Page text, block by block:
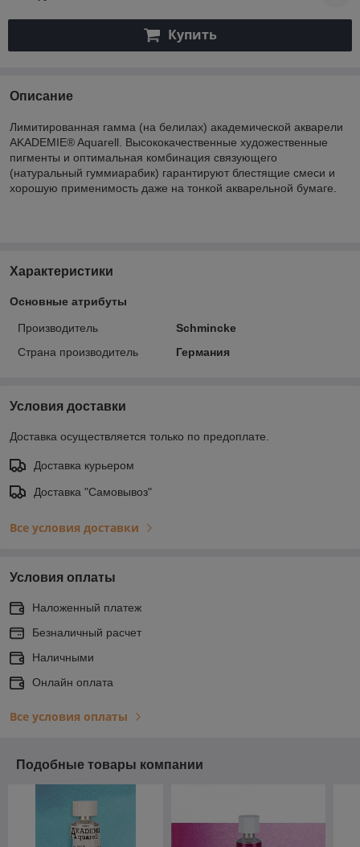
Купить
Описание
Лимитированная гамма (на белилах) академической акварели
AKADEMIE® Aquarell. Высококачественные художественные
пигменты и оптимальная комбинация связующего
(натуральный гуммиарабик) гарантируют блестящие смеси и
хорошую применимость даже на тонкой акварельной бумаге.
Характеристики
Основные атрибуты
Производитель
Schmincke
Страна производитель
Германия
Условия доставки
Доставка осуществляется только по предоплате.
Доставка курьером
Доставка "Самовывоз"
Все условия доставки
Условия оплаты
Наложенный платеж
Безналичный расчет
Наличными
Онлайн оплата
Все условия оплаты
Подобные товары компании